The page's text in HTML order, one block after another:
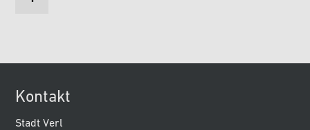
Kontakt
Stadt Verl